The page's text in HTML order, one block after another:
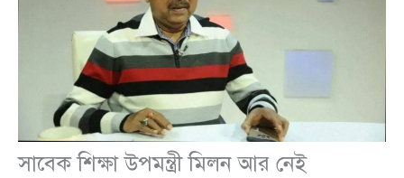
সাবেক শিক্ষা উপমন্ত্রী মিলন আর নেই